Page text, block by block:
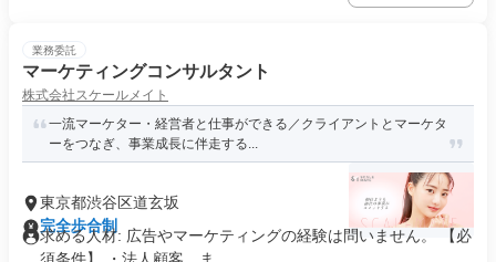
業務委託
マーケティングコンサルタント
株式会社スケールメイト
一流マーケター・経営者と仕事ができる／クライアントとマーケタ
ーをつなぎ、事業成長に伴走する...
東京都渋谷区道玄坂
完全歩合制
求める人材: 広告やマーケティングの経験は問いません。 【必